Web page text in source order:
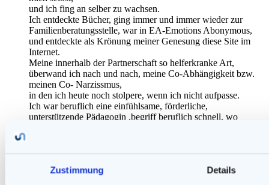
Zustimmung Details
und ich fing an selber zu wachsen.
Ich entdeckte Bücher, ging immer und immer wieder zur
Familienberatungsstelle, war in EA-Emotions Abonymous,
und entdeckte als Krönung meiner Genesung diese Site im
Internet.
Meine innerhalb der Partnerschaft so helferkranke Art,
überwand ich nach und nach, meine Co-Abhängigkeit bzw.
meinen Co- Narzissmus,
in den ich heute noch stolpere, wenn ich nicht aufpasse.
Ich war beruflich eine einfühlsame, förderliche,
unterstützende Pädagogin ,begriff beruflich schnell, wo
und sie auch noch bewunderte für extreme Unternehmungen,